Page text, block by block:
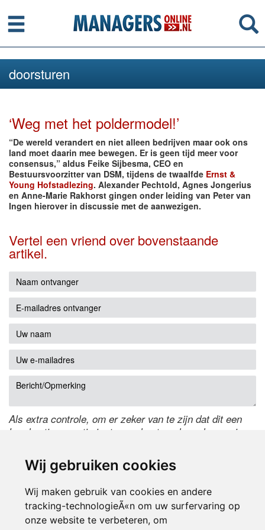
Wij gebruiken cookies
Wij maken gebruik van cookies en andere
tracking-technologieÃ«n om uw surfervaring op
onze website te verbeteren, om
Menu
doorsturen
‘Weg met het poldermodel!’
“De wereld verandert en niet alleen bedrijven maar ook ons
land moet daarin mee bewegen. Er is geen tijd meer voor
consensus,” aldus Feike Sijbesma, CEO en
Bestuursvoorzitter van DSM, tijdens de twaalfde Ernst &
Young Hofstadlezing. Alexander Pechtold, Agnes Jongerius
en Anne-Marie Rakhorst gingen onder leiding van Peter van
Ingen hierover in discussie met de aanwezigen.
Vertel een vriend over bovenstaande
artikel.
Als extra controle, om er zeker van te zijn dat dit een
handmatige reactie is, typ onderstaande code over in
de code te wijzigen.